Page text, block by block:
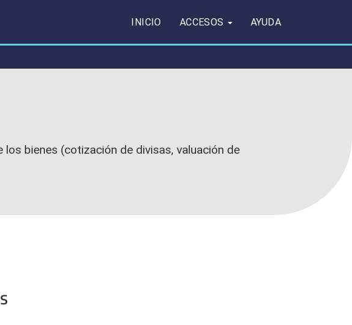
INICIO ACCESOS AYUDA
bienes (cotización de divisas, valuación de